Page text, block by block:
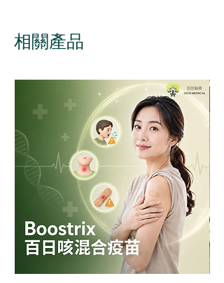
愛滋病病毒感染者
注射毒品人士
洗腎人士
工作上會接觸病人血液或體
液的醫護人員
不適合接種乙型肝炎疫苗的人
士？
何成份（例如﹕酵母）產生
過敏反應的人士，不應接種
相關產品